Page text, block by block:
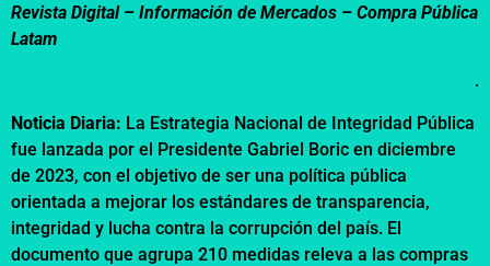
Revista Digital – Información de Mercados – Compra Pública
Latam
.
Noticia Diaria: La Estrategia Nacional de Integridad Pública
fue lanzada por el Presidente Gabriel Boric en diciembre
de 2023, con el objetivo de ser una política pública
orientada a mejorar los estándares de transparencia,
integridad y lucha contra la corrupción del país. El
documento que agrupa 210 medidas releva a las compras